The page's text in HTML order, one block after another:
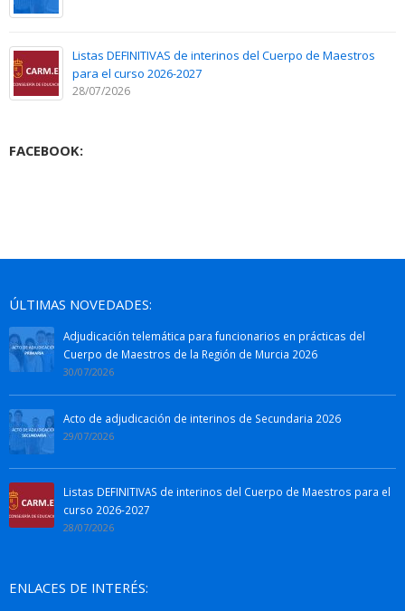
Listas DEFINITIVAS de interinos del Cuerpo de Maestros
para el curso 2026-2027
28/07/2026
FACEBOOK:
ÚLTIMAS NOVEDADES:
Adjudicación telemática para funcionarios en prácticas del
Cuerpo de Maestros de la Región de Murcia 2026
30/07/2026
Acto de adjudicación de interinos de Secundaria 2026
29/07/2026
Listas DEFINITIVAS de interinos del Cuerpo de Maestros para el
curso 2026-2027
28/07/2026
ENLACES DE INTERÉS: